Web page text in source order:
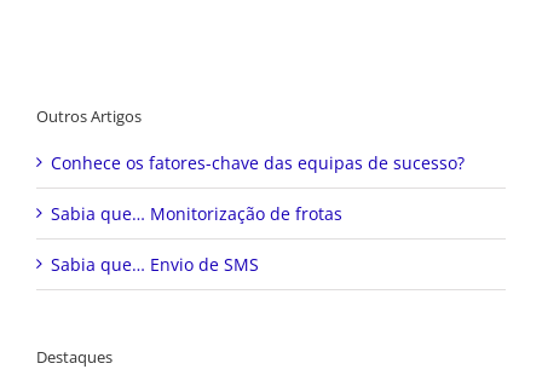
Outros Artigos
Conhece os fatores-chave das equipas de sucesso?
Sabia que… Monitorização de frotas
Sabia que… Envio de SMS
Destaques